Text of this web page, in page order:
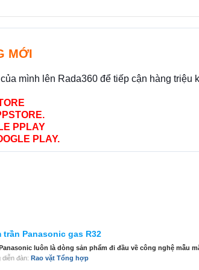
MỚI
mình lên Rada360 để tiếp cận hàng triệu
PPLAY
PLAY.
Panasonic gas R32
luôn là dòng sản phẩm đi đầu về công nghệ mẫu
diễn đàn: Rao vặt Tổng hợp